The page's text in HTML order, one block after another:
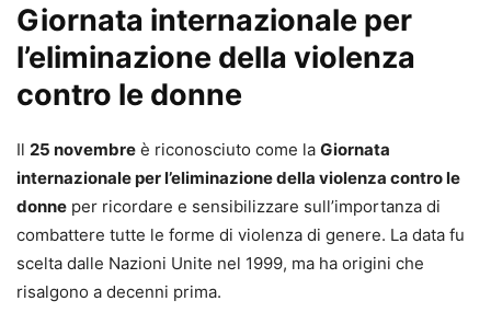
Giornata internazionale per
l’eliminazione della violenza
contro le donne
Il 25 novembre è riconosciuto come la Giornata
internazionale per l’eliminazione della violenza contro le
donne per ricordare e sensibilizzare sull’importanza di
combattere tutte le forme di violenza di genere. La data fu
scelta dalle Nazioni Unite nel 1999, ma ha origini che
risalgono a decenni prima.